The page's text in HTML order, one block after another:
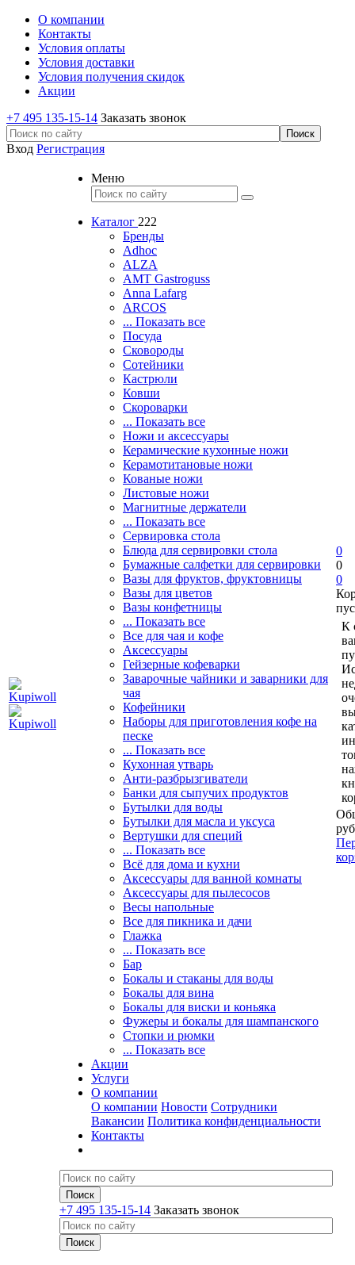
О компании
Контакты
Условия оплаты
Условия доставки
Условия получения скидок
Акции
+7 495 135-15-14 Заказать звонок
Вход Регистрация
Меню
Каталог 222
Бренды
Adhoc
ALZA
AMT Gastroguss
Anna Lafarg
ARCOS
... Показать все
Посуда
Сковороды
Сотейники
Кастрюли
Ковши
Скороварки
... Показать все
Ножи и аксессуары
Керамические кухонные ножи
Керамотитановые ножи
Кованые ножи
Листовые ножи
Магнитные держатели
... Показать все
Сервировка стола
Блюда для сервировки стола
Бумажные салфетки для сервировки
Вазы для фруктов, фруктовницы
Вазы для цветов
Вазы конфетницы
... Показать все
Все для чая и кофе
Аксессуары
Гейзерные кофеварки
Заварочные чайники и заварники для
чая
Кофейники
Наборы для приготовления кофе на
песке
... Показать все
Кухонная утварь
Анти-разбрызгиватели
Банки для сыпучих продуктов
Бутылки для воды
Бутылки для масла и уксуса
Вертушки для специй
... Показать все
Всё для дома и кухни
Аксессуары для ванной комнаты
Аксессуары для пылесосов
Весы напольные
Все для пикника и дачи
Глажка
... Показать все
Бар
Бокалы и стаканы для воды
Бокалы для вина
Бокалы для виски и коньяка
Фужеры и бокалы для шампанского
Стопки и рюмки
... Показать все
Акции
Услуги
О компании
О компании Новости Сотрудники
Вакансии Политика конфиденциальности
Контакты
+7 495 135-15-14 Заказать звонок
0
0
0
К